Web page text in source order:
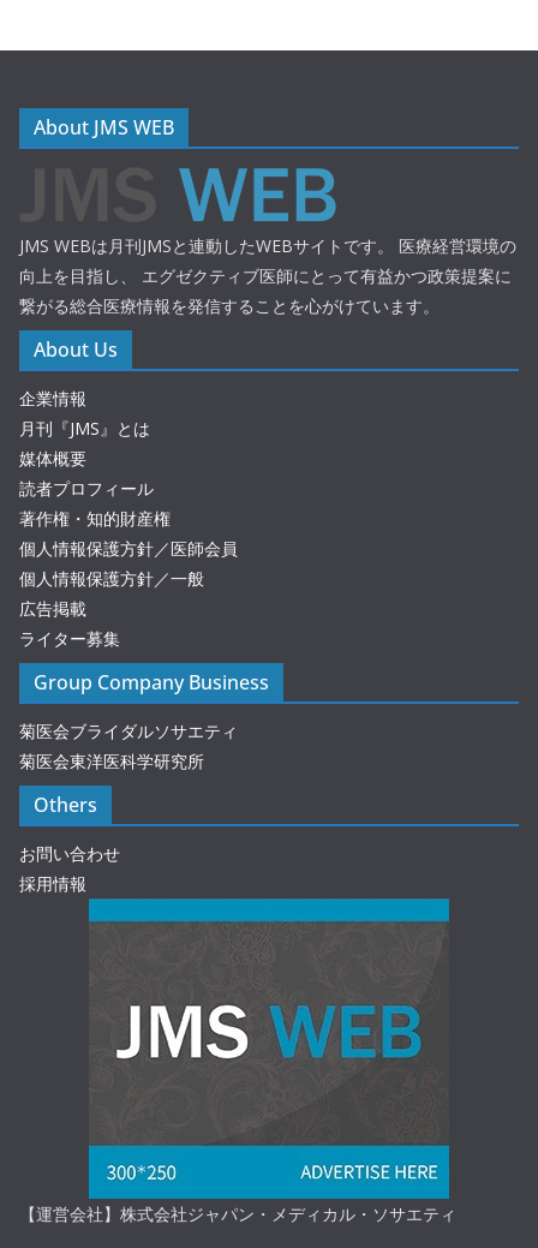
About JMS WEB
JMS WEBは月刊JMSと連動したWEBサイトです。 医療経営環境の
向上を目指し、 エグゼクティブ医師にとって有益かつ政策提案に
繋がる総合医療情報を発信することを心がけています。
About Us
企業情報
月刊『JMS』とは
媒体概要
読者プロフィール
著作権・知的財産権
個人情報保護方針／医師会員
個人情報保護方針／一般
広告掲載
ライター募集
Group Company Business
菊医会ブライダルソサエティ
菊医会東洋医科学研究所
Others
お問い合わせ
採用情報
【運営会社】株式会社ジャパン・メディカル・ソサエティ